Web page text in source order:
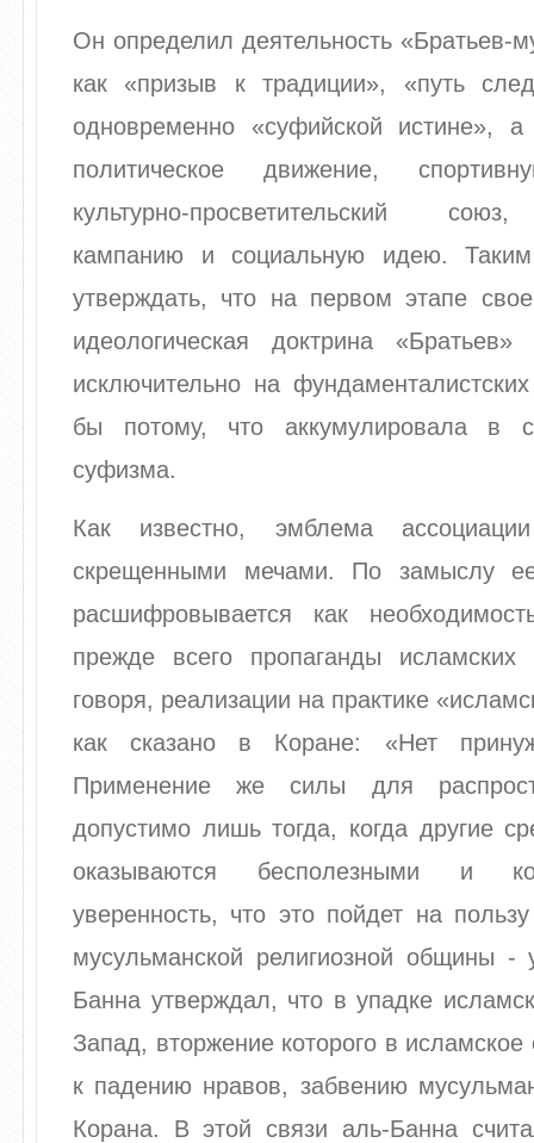
Он определил деятельность «Братьев-
как «призыв к традиции», «путь
одновременно «суфийской истине»,
политическое движение,
культурно-просветительский
кампанию и социальную идею.
утверждать, что на первом этапе
идеологическая доктрина
исключительно на
бы потому, что аккумулировала в
суфизма.
Как известно, эмблема
скрещенными мечами. По замыслу
расшифровывается как
прежде всего пропаганды исламских
говоря, реализации на практике
как сказано в Коране: «Нет
Применение же силы для
допустимо лишь тогда, когда другие
оказываются бесполезными и
уверенность, что это пойдет на
мусульманской религиозной общины
Банна утверждал, что в упадке
Запад, вторжение которого в
к падению нравов, забвению
Корана. В этой связи аль-Банна